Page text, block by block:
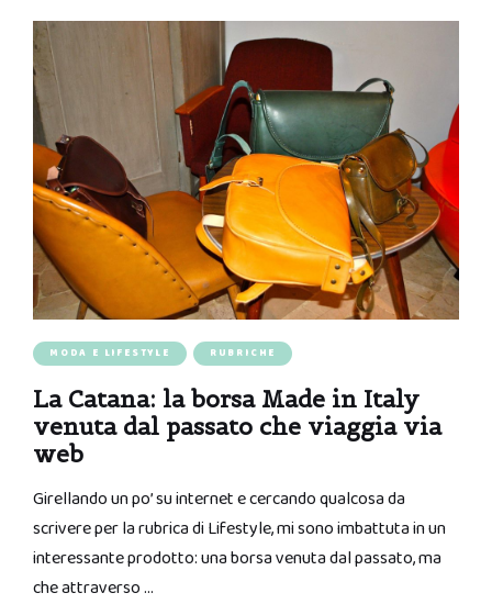
MODA E LIFESTYLE RUBRICHE
La Catana: la borsa Made in Italy
venuta dal passato che viaggia via
web
Girellando un po’ su internet e cercando qualcosa da
scrivere per la rubrica di Lifestyle, mi sono imbattuta in un
interessante prodotto: una borsa venuta dal passato, ma
che attraverso …